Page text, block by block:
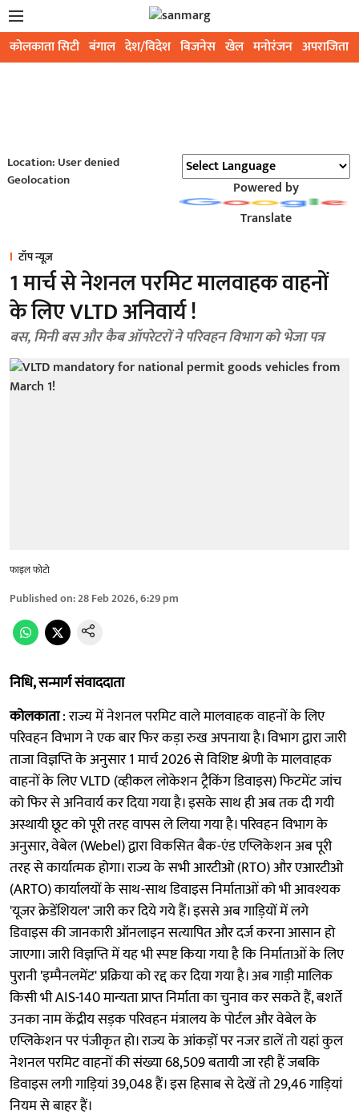
कोलकाता सिटी बंगाल देश/विदेश बिजनेस खेल मनोरंजन अपराजिता
Location: User denied
Geolocation
Powered by
Translate
टॉप न्यूज़
1 मार्च से नेशनल परमिट मालवाहक वाहनों
के लिए VLTD अनिवार्य !
बस, मिनी बस और कैब ऑपरेटरों ने परिवहन विभाग को भेजा पत्र
फाइल फोटो
Published on:28 Feb 2026, 6:29 pm
निधि, सन्मार्ग संवाददाता
कोलकाता: राज्य में नेशनल परमिट वाले मालवाहक वाहनों के लिए
परिवहन विभाग ने एक बार फिर कड़ा रुख अपनाया है। विभाग द्वारा जारी
ताजा विज्ञप्ति के अनुसार 1 मार्च 2026 से विशिष्ट श्रेणी के मालवाहक
वाहनों के लिए VLTD (व्हीकल लोकेशन ट्रैकिंग डिवाइस) फिटमेंट जांच
को फिर से अनिवार्य कर दिया गया है। इसके साथ ही अब तक दी गयी
अस्थायी छूट को पूरी तरह वापस ले लिया गया है। परिवहन विभाग के
अनुसार, वेबेल (Webel) द्वारा विकसित बैक-एंड एप्लिकेशन अब पूरी
तरह से कार्यात्मक होगा। राज्य के सभी आरटीओ (RTO) और एआरटीओ
(ARTO) कार्यालयों के साथ-साथ डिवाइस निर्माताओं को भी आवश्यक
'यूजर क्रेडेंशियल' जारी कर दिये गये हैं। इससे अब गाड़ियों में लगे
डिवाइस की जानकारी ऑनलाइन सत्यापित और दर्ज करना आसान हो
जाएगा। जारी विज्ञप्ति में यह भी स्पष्ट किया गया है कि निर्माताओं के लिए
पुरानी 'इम्पैनलमेंट' प्रक्रिया को रद्द कर दिया गया है। अब गाड़ी मालिक
किसी भी AIS-140 मान्यता प्राप्त निर्माता का चुनाव कर सकते हैं, बशर्ते
उनका नाम केंद्रीय सड़क परिवहन मंत्रालय के पोर्टल और वेबेल के
एप्लिकेशन पर पंजीकृत हो। राज्य के आंकड़ों पर नजर डालें तो यहां कुल
नेशनल परमिट वाहनों की संख्या 68,509 बतायी जा रही हैं जबकि
डिवाइस लगी गाड़ियां 39,048 हैं। इस हिसाब से देखें तो 29,46 गाड़ियां
नियम से बाहर हैं।